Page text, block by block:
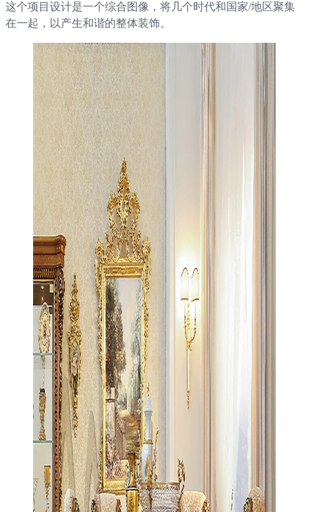
这个项目设计是一个综合图像，将几个时代和国家/地区聚集
在一起，以产生和谐的整体装饰。